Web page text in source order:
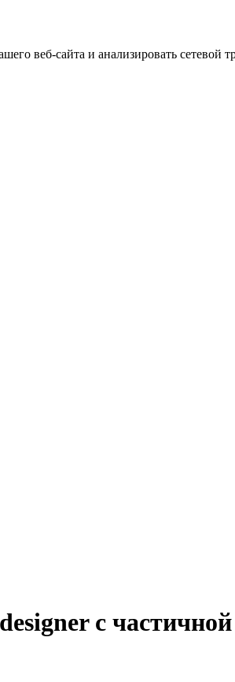
веб-сайта и анализировать сетевой
с